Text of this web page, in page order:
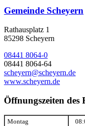
Gemeinde Scheyern
Rathausplatz 1
85298 Scheyern
08441 8064-0
08441 8064-64
scheyern@scheyern.de
www.scheyern.de
Öffnungszeiten des
Montag